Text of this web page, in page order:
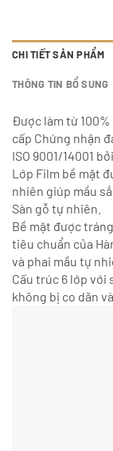
CHI TIẾT SẢN PHẨM
THÔNG TIN BỔ SUNG
Được làm từ
cấp Chứng nhận
ISO 9001/14001
Lớp Film bề mặt
nhiên giúp mầu
Sàn gỗ tự nhiên.
Bề mặt được
tiêu chuẩn của
và phai mầu tự
Cấu trúc 6 lớp với
không bị co dãn